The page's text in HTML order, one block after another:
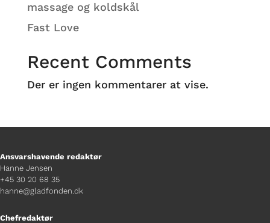
massage og koldskål
Fast Love
Recent Comments
Der er ingen kommentarer at vise.
Ansvarshavende redaktør
Hanne Jensen
+45 30 20 68 35
hanne@gladfonden.dk
Chefredaktør